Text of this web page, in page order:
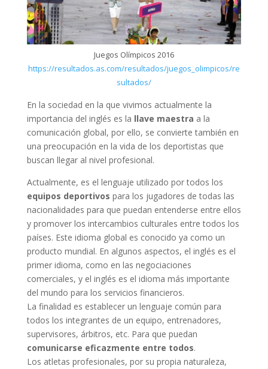
Juegos Olímpicos 2016
https://resultados.as.com/resultados/juegos_olimpicos/re
sultados/
En la sociedad en la que vivimos actualmente la
importancia del inglés es la llave maestra a la
comunicación global, por ello, se convierte también en
una preocupación en la vida de los deportistas que
buscan llegar al nivel profesional.
Actualmente, es el lenguaje utilizado por todos los
equipos deportivos para los jugadores de todas las
nacionalidades para que puedan entenderse entre ellos
y promover los intercambios culturales entre todos los
países. Este idioma global es conocido ya como un
producto mundial. En algunos aspectos, el inglés es el
primer idioma, como en las negociaciones
comerciales, y el inglés es el idioma más importante
del mundo para los servicios financieros.
La finalidad es establecer un lenguaje común para
todos los integrantes de un equipo, entrenadores,
supervisores, árbitros, etc. Para que puedan
comunicarse eficazmente entre todos.
Los atletas profesionales, por su propia naturaleza,